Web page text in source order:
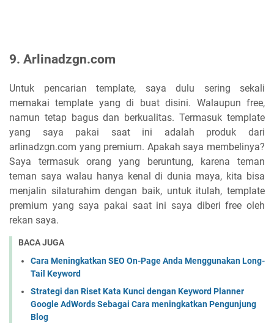
9. Arlinadzgn.com
Untuk pencarian template, saya dulu sering sekali
memakai template yang di buat disini. Walaupun free,
namun tetap bagus dan berkualitas. Termasuk template
yang saya pakai saat ini adalah produk dari
arlinadzgn.com yang premium. Apakah saya membelinya?
Saya termasuk orang yang beruntung, karena teman
teman saya walau hanya kenal di dunia maya, kita bisa
menjalin silaturahim dengan baik, untuk itulah, template
premium yang saya pakai saat ini saya diberi free oleh
rekan saya.
BACA JUGA
Cara Meningkatkan SEO On-Page Anda Menggunakan Long-
Tail Keyword
Strategi dan Riset Kata Kunci dengan Keyword Planner
Google AdWords Sebagai Cara meningkatkan Pengunjung
Blog